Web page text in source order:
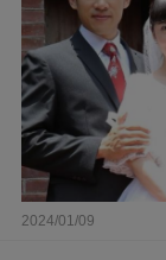
2024/01/09